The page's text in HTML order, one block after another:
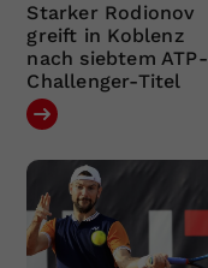
Starker Rodionov
greift in Koblenz
nach siebtem ATP-
Challenger-Titel